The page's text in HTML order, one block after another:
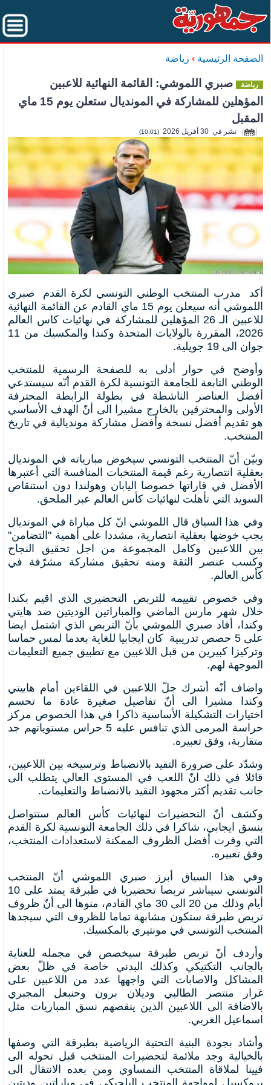
الصفحة الرئيسية › رياضة
رياضة صبري اللموشي: القائمة النهائية للاعبين
المؤهلين للمشاركة في المونديال ستعلن يوم 15 ماي
المقبل
نشر في 30 أفريل 2026 (10:01)
أكد مدرب المنتخب الوطني التونسي لكرة القدم صبري
اللموشي أنه سيعلن يوم 15 ماي القادم عن القائمة النهائية
للاعبين الـ 26 المؤهلين للمشاركة في نهائيات كاس العالم
2026، المقررة بالولايات المتحدة وكندا والمكسيك من 11
جوان الى 19 جويلية.
وأوضح في حوار أدلى به للصفحة الرسمية للمنتخب
الوطني التابعة للجامعة التونسية لكرة القدم أنّه سيستدعي
أفضل العناصر الناشطة في بطولة الرابطة المحترفة
الأولى والمحترفين بالخارج مشيرا الى أنّ الهدف الأساسي
هو تقديم أفضل نسخة وأفضل مشاركة مونديالية في تاريخ
المنتخب.
وبيّن أنّ المنتخب التونسي سيخوض مبارياته في المونديال
بعقلية انتصارية رغم قيمة المنتخبات المنافسة التي أعتبرها
الأفضل في قاراتها خصوصا اليابان وهولندا دون استنقاص
السويد التي تأهلت لنهائيات كأس العالم عبر الملحق.
وفي هذا السياق قال اللموشي انّ كل مباراة في المونديال
يجب خوضها بعقلية انتصارية، مشددا على أهمية "التضامن"
بين اللاعبين وكامل المجموعة من اجل تحقيق النجاح
وكسب عنصر الثقة ومنه تحقيق مشاركة مشرّفة في
كأس العالم.
وفي خصوص تقييمه للتربص التحضيري الذي اقيم بكندا
خلال شهر مارس الماضي والمباراتين الوديتين ضد هايتي
وكندا، أفاد صبري اللموشي بأنّ التربص الذي اشتمل ايضا
على 5 حصص تدريبية كان ايجابيا للغاية بعدما لمس حماسا
وتركيزا كبيرين من قبل اللاعبين مع تطبيق جميع التعليمات
الموجهة لهم.
واضاف أنّه أشرك جلّ اللاعبين في اللقاءين أمام هاييتي
وكندا مشيرا الى أنّ تفاصيل صغيرة عادة ما تحسم
اختيارات التشكيلة الأساسية ذاكرا في هذا الخصوص مركز
حراسة المرمى الذي تنافس عليه 5 حراس مستوياتهم جد
متقاربة، وفق تعبيره.
وشدّد على ضرورة التقيد بالانضباط وترسيخه بين اللاعبين،
قائلا في ذلك انّ اللعب في المستوى العالي يتطلب الى
جانب تقديم أكثر مجهود التقيد بالانضباط والتعليمات.
وكشف أنّ التحضيرات لنهائيات كأس العالم ستتواصل
بنسق ايجابي، شاكرا في ذلك الجامعة التونسية لكرة القدم
التي وفرت أفضل الظروف الممكنة لاستعدادات المنتخب،
وفق تعبيره.
وفي هذا السياق أبرز صبري اللموشي أنّ المنتخب
التونسي سيباشر تربصا تحضيريا في طبرقة يمتد على 10
أيام وذلك من 20 الى 30 ماي القادم، منوها الى أنّ ظروف
تربص طبرقة ستكون مشابهة تماما للظروف التي سيجدها
المنتخب التونسي في مونتيري بالمكسيك.
وأردف أنّ تربص طبرقة سيخصص في مجمله للعناية
بالجانب التكتيكي وكذلك البدني خاصة في ظلّ بعض
المشاكل والاصابات التي واجهها عدد من اللاعبين على
غرار منتصر الطالبي وديلان برون وحنبعل المجبري
بالاضافة الى اللاعبين الذين ينقصهم نسق المباريات مثل
اسماعيل الغربي.
وأشاد بجودة البنية التحتية الرياضية بطبرقة التي وصفها
بالخيالية وجد ملائمة لتحضيرات المنتخب قبل تحوله الى
فيينا لملاقاة المنتخب النمساوي ومن بعده الانتقال الى